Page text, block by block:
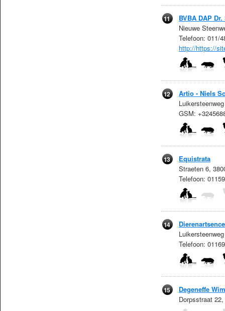
11
BVBA DAP
Nieuwe
Telefoon: 011/
http://https://
12
Artio - Niels
GSM:
13
Equistrata
Straeten 6,
Telefoon:
14
Telefoon:
15
Degeneffe Wim
Dorpsstraat